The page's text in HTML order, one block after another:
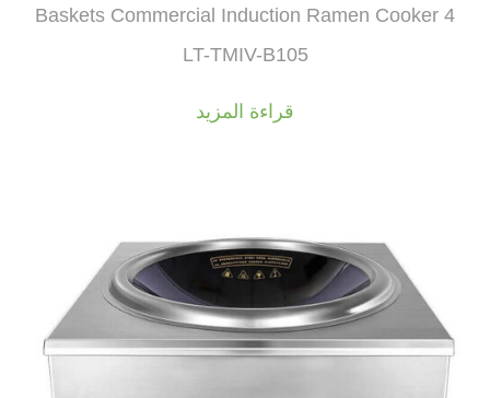
4 Baskets Commercial Induction Ramen Cooker
LT-TMIV-B105
قراءة المزيد